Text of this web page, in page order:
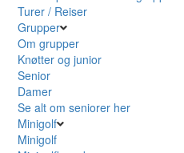
Turer / Reiser
Grupper
Om grupper
Knøtter og junior
Senior
Damer
Se alt om seniorer her
Minigolf
Minigolf